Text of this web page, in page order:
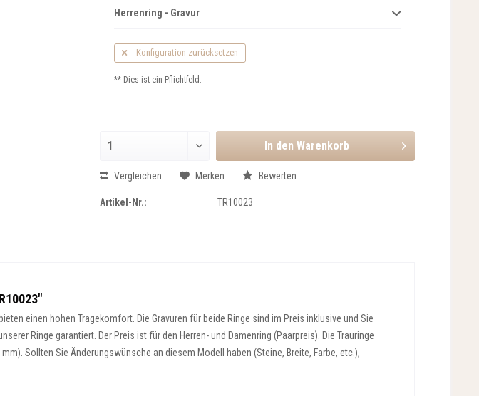
Herrenring - Gravur
Konfiguration zurücksetzen
** Dies ist ein Pflichtfeld.
In den Warenkorb
Vergleichen Merken Bewerten
Artikel-Nr.: TR10023
einen hohen Tragekomfort. Die Gravuren für beide Ringe sind im Preis inklusive und Sie
Ringe garantiert. Der Preis ist für den Herren- und Damenring (Paarpreis). Die Trauringe
Sollten Sie Änderungswünsche an diesem Modell haben (Steine, Breite, Farbe, etc.),